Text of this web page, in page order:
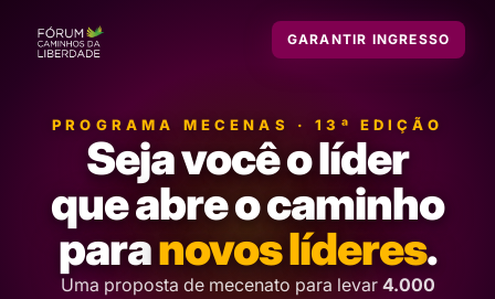
GARANTIR INGRESSO
PROGRAMA MECENAS · 13ª EDIÇÃO
Seja você o líder
que abre o caminho
paranovos líderes.
Uma proposta de mecenato para levar 4.000